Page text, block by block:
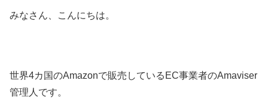
みなさん、こんにちは。
世界4カ国のAmazonで販売しているEC事業者のAmaviser
管理人です。